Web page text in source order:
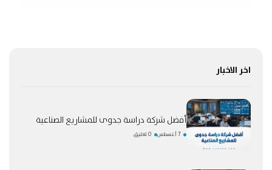
اخر الاخبار
أفضل شركة دراسة جدوى للمشاريع الصناعية
7 أغسطس 0 تعليق